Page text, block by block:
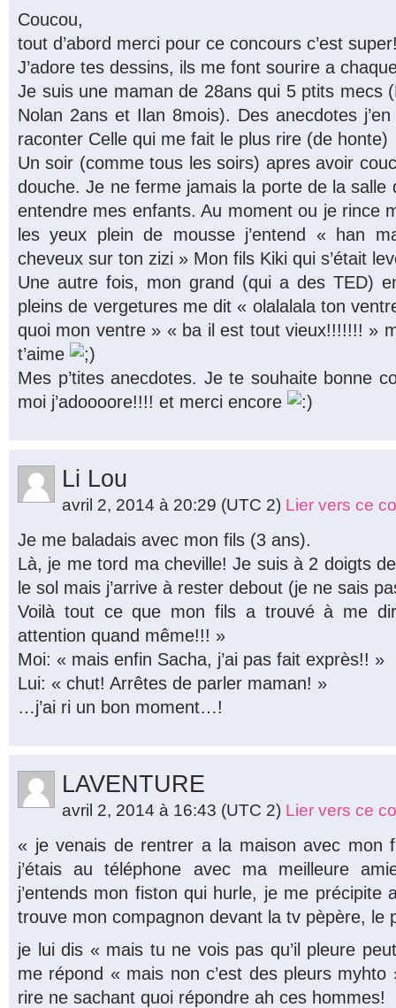
Coucou,
tout d’abord merci pour ce concours c’est
J’adore tes dessins, ils me font sourire a
Je suis une maman de 28ans qui 5 ptits mecs
Nolan 2ans et Ilan 8mois). Des anecdotes
raconter Celle qui me fait le plus rire (de honte)
Un soir (comme tous les soirs) apres avoir
douche. Je ne ferme jamais la porte de la salle
entendre mes enfants. Au moment ou je rince
les yeux plein de mousse j’entend « han
cheveux sur ton zizi » Mon fils Kiki qui s’était
Une autre fois, mon grand (qui a des TED)
pleins de vergetures me dit « olalalala ton
quoi mon ventre » « ba il est tout vieux!!!!!!! »
t’aime
Mes p’tites anecdotes. Je te souhaite bonne
moi j’adoooore!!!! et merci encore
Li Lou
avril 2, 2014 à 20:29 (UTC 2) Lier vers ce
Je me baladais avec mon fils (3 ans).
Là, je me tord ma cheville! Je suis à 2 doigts
le sol mais j’arrive à rester debout (je ne sais
Voilà tout ce que mon fils a trouvé à me
attention quand même!!! »
Moi: « mais enfin Sacha, j’ai pas fait exprès!! »
Lui: « chut! Arrêtes de parler maman! »
…j’ai ri un bon moment…!
LAVENTURE
avril 2, 2014 à 16:43 (UTC 2) Lier vers ce
« je venais de rentrer a la maison avec mon
j’étais au téléphone avec ma meilleure
j’entends mon fiston qui hurle, je me précipite
trouve mon compagnon devant la tv pèpère, le
je lui dis « mais tu ne vois pas qu’il pleure
me répond « mais non c’est des pleurs myhto
rire ne sachant quoi répondre ah ces hommes!